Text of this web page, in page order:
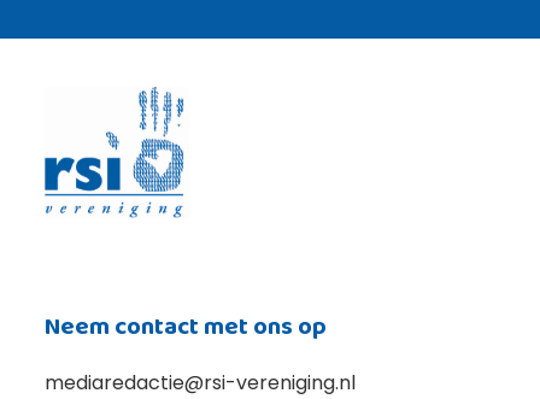
Neem contact met ons op
mediaredactie@rsi-vereniging.nl